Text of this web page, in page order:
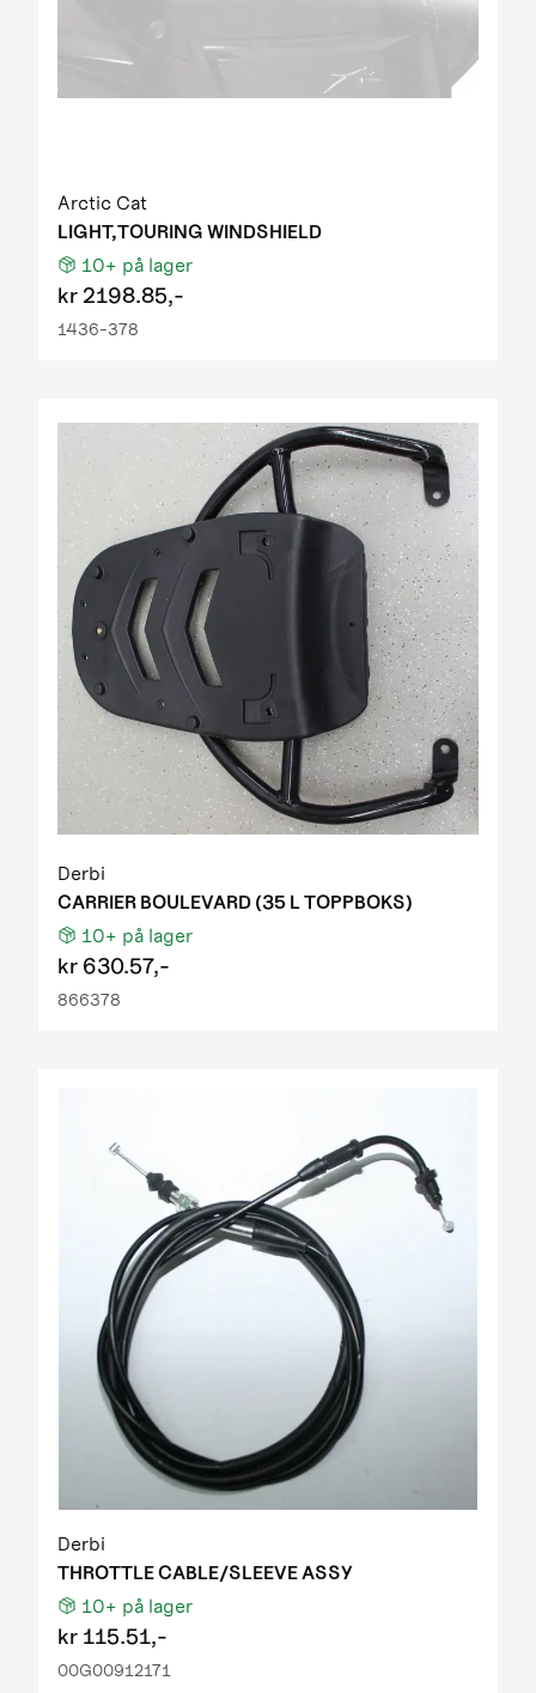
Arctic Cat
LIGHT,TOURING WINDSHIELD
10+ på lager
kr 2198.85,-
1436-378
Derbi
CARRIER BOULEVARD (35 L TOPPBOKS)
10+ på lager
kr 630.57,-
866378
Derbi
THROTTLE CABLE/SLEEVE ASSY
10+ på lager
kr 115.51,-
00G00912171